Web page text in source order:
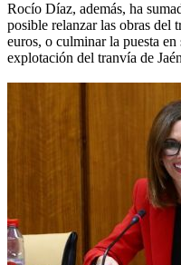
Rocío Díaz, además, ha
posible relanzar las obras del
euros, o culminar la puesta
explotación del tranvía de